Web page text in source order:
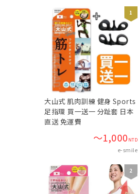
大山式 肌肉訓練 健身 Sports
足指環 買一送一 分趾套 日本
直送 免運費
～1,000 NTD
e-smile